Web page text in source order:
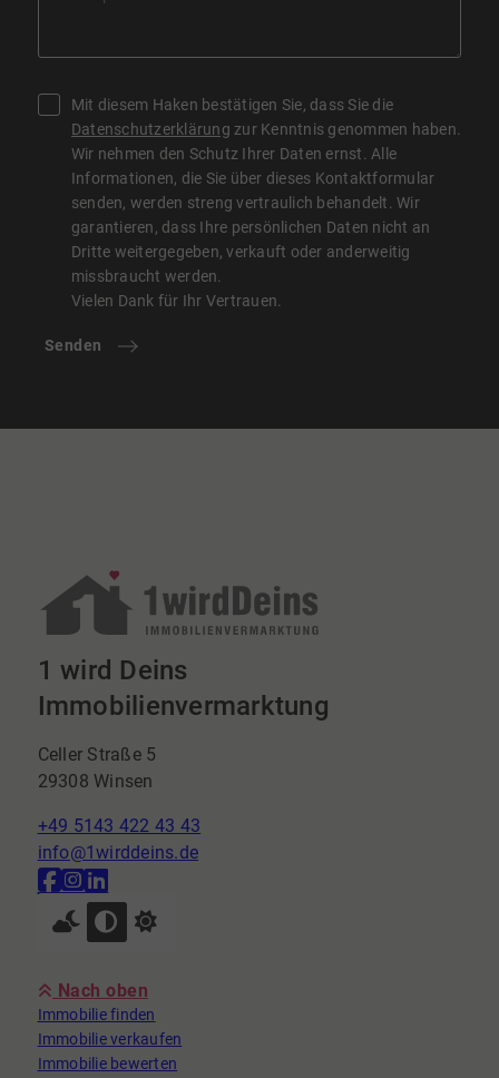
Mit diesem Haken bestätigen Sie, dass Sie die
Datenschutzerklärung zur Kenntnis genommen haben.
Wir nehmen den Schutz Ihrer Daten ernst. Alle
Informationen, die Sie über dieses Kontaktformular
senden, werden streng vertraulich behandelt. Wir
garantieren, dass Ihre persönlichen Daten nicht an
Dritte weitergegeben, verkauft oder anderweitig
missbraucht werden.
Vielen Dank für Ihr Vertrauen.
Senden
1 wird Deins
Immobilienvermarktung
Celler Straße 5
29308 Winsen
+49 5143 422 43 43
info@1wirddeins.de
Nach oben
Immobilie finden
Immobilie verkaufen
Immobilie bewerten